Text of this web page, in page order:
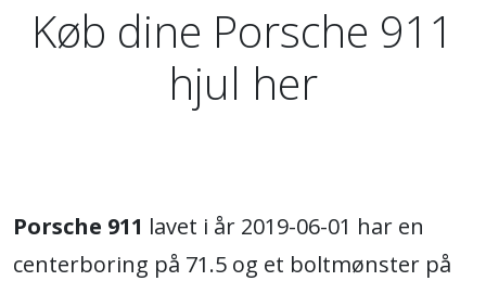
Køb dine Porsche 911
hjul her
Porsche 911 lavet i år 2019-06-01 har en
centerboring på 71.5 og et boltmønster på